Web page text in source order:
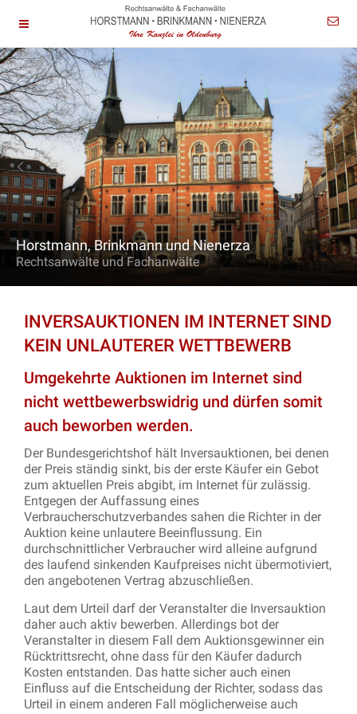
Horstmann, Brinkmann und Nienerza
Rechtsanwälte und Fachanwälte
INVERSAUKTIONEN IM INTERNET SIND
KEIN UNLAUTERER WETTBEWERB
Umgekehrte Auktionen im Internet sind
nicht wettbewerbswidrig und dürfen somit
auch beworben werden.
Der Bundesgerichtshof hält Inversauktionen, bei denen
der Preis ständig sinkt, bis der erste Käufer ein Gebot
zum aktuellen Preis abgibt, im Internet für zulässig.
Entgegen der Auffassung eines
Verbraucherschutzverbandes sahen die Richter in der
Auktion keine unlautere Beeinflussung. Ein
durchschnittlicher Verbraucher wird alleine aufgrund
des laufend sinkenden Kaufpreises nicht übermotiviert,
den angebotenen Vertrag abzuschließen.
Laut dem Urteil darf der Veranstalter die Inversauktion
daher auch aktiv bewerben. Allerdings bot der
Veranstalter in diesem Fall dem Auktionsgewinner ein
Rücktrittsrecht, ohne dass für den Käufer dadurch
Kosten entstanden. Das hatte sicher auch einen
Einfluss auf die Entscheidung der Richter, sodass das
Urteil in einem anderen Fall möglicherweise auch